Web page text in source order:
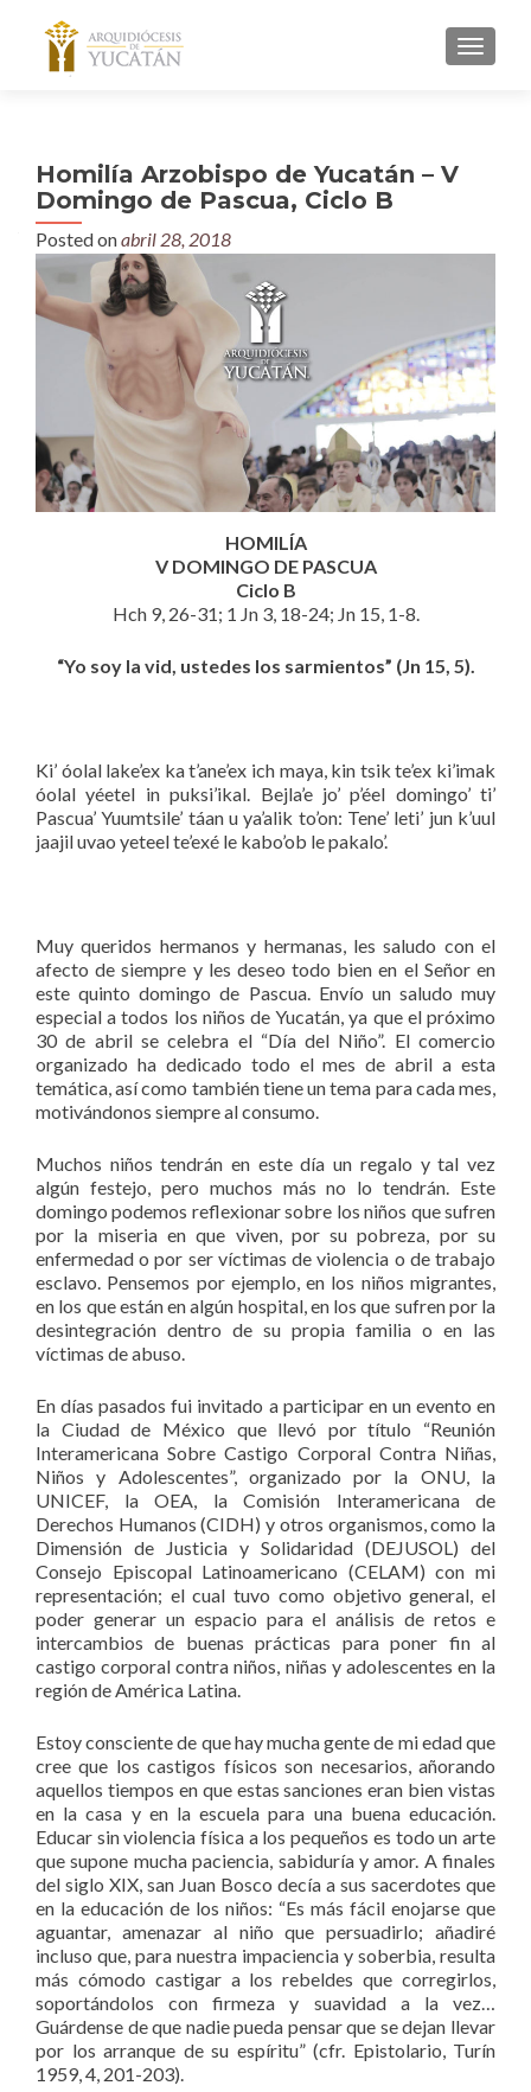
MENU
Homilía Arzobispo de Yucatán – V
Domingo de Pascua, Ciclo B
Posted onabril 28, 2018
HOMILÍA
V DOMINGO DE PASCUA
Ciclo B
Hch 9, 26-31; 1 Jn 3, 18-24; Jn 15, 1-8.
“Yo soy la vid, ustedes los sarmientos” (Jn 15, 5).
Ki’ óolal lake’ex ka t’ane’ex ich maya, kin tsik te’ex ki’imak
óolal yéetel in puksi’ikal. Bejla’e jo’ p’éel domingo’ ti’
Pascua’ Yuumtsile’ táan u ya’alik to’on: Tene’ leti’ jun k’uul
jaajil uvao yeteel te’exé le kabo’ob le pakalo’.
Muy queridos hermanos y hermanas, les saludo con el
afecto de siempre y les deseo todo bien en el Señor en
este quinto domingo de Pascua. Envío un saludo muy
especial a todos los niños de Yucatán, ya que el próximo
30 de abril se celebra el “Día del Niño”. El comercio
organizado ha dedicado todo el mes de abril a esta
temática, así como también tiene un tema para cada mes,
motivándonos siempre al consumo.
Muchos niños tendrán en este día un regalo y tal vez
algún festejo, pero muchos más no lo tendrán. Este
domingo podemos reflexionar sobre los niños que sufren
por la miseria en que viven, por su pobreza, por su
enfermedad o por ser víctimas de violencia o de trabajo
esclavo. Pensemos por ejemplo, en los niños migrantes,
en los que están en algún hospital, en los que sufren por la
desintegración dentro de su propia familia o en las
víctimas de abuso.
En días pasados fui invitado a participar en un evento en
la Ciudad de México que llevó por título “Reunión
Interamericana Sobre Castigo Corporal Contra Niñas,
Niños y Adolescentes”, organizado por la ONU, la
UNICEF, la OEA, la Comisión Interamericana de
Derechos Humanos (CIDH) y otros organismos, como la
Dimensión de Justicia y Solidaridad (DEJUSOL) del
Consejo Episcopal Latinoamericano (CELAM) con mi
representación; el cual tuvo como objetivo general, el
poder generar un espacio para el análisis de retos e
intercambios de buenas prácticas para poner fin al
castigo corporal contra niños, niñas y adolescentes en la
región de América Latina.
Estoy consciente de que hay mucha gente de mi edad que
cree que los castigos físicos son necesarios, añorando
aquellos tiempos en que estas sanciones eran bien vistas
en la casa y en la escuela para una buena educación.
Educar sin violencia física a los pequeños es todo un arte
que supone mucha paciencia, sabiduría y amor. A finales
del siglo XIX, san Juan Bosco decía a sus sacerdotes que
en la educación de los niños: “Es más fácil enojarse que
aguantar, amenazar al niño que persuadirlo; añadiré
incluso que, para nuestra impaciencia y soberbia, resulta
más cómodo castigar a los rebeldes que corregirlos,
soportándolos con firmeza y suavidad a la vez…
Guárdense de que nadie pueda pensar que se dejan llevar
por los arranque de su espíritu” (cfr. Epistolario, Turín
1959, 4, 201-203).